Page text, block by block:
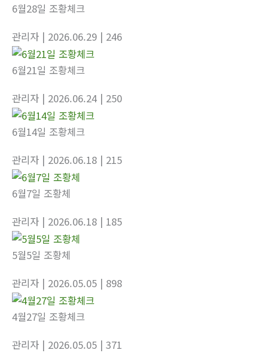
6월28일 조황체크
관리자 | 2026.06.29 | 246
6월21일 조황체크
관리자 | 2026.06.24 | 250
6월14일 조황체크
관리자 | 2026.06.18 | 215
6월7일 조황체
관리자 | 2026.06.18 | 185
5월5일 조황체
관리자 | 2026.05.05 | 898
4월27일 조황체크
관리자 | 2026.05.05 | 371